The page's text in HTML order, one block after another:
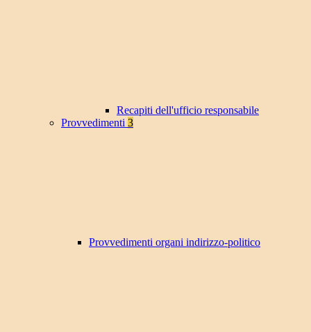
Recapiti dell'ufficio responsabile
Provvedimenti 3
Provvedimenti organi indirizzo-politico